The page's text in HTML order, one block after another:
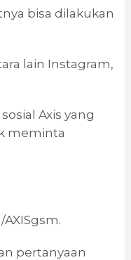
bisa dilakukan
lain Instagram,
Axis yang
meminta
pertanyaan